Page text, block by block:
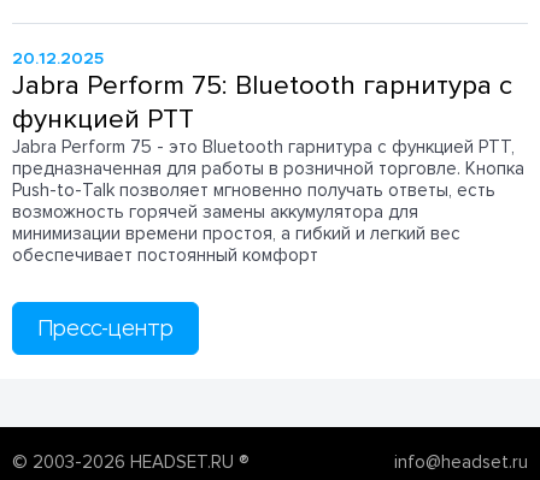
20.12.2025
Jabra Perform 75: Bluetooth гарнитура с
функцией PTT
Jabra Perform 75 - это Bluetooth гарнитура с функцией PTT,
предназначенная для работы в розничной торговле. Кнопка
Push-to-Talk позволяет мгновенно получать ответы, есть
возможность горячей замены аккумулятора для
минимизации времени простоя, а гибкий и легкий вес
обеспечивает постоянный комфорт
Пресс-центр
© 2003-2026 HEADSET.RU ® info@headset.ru